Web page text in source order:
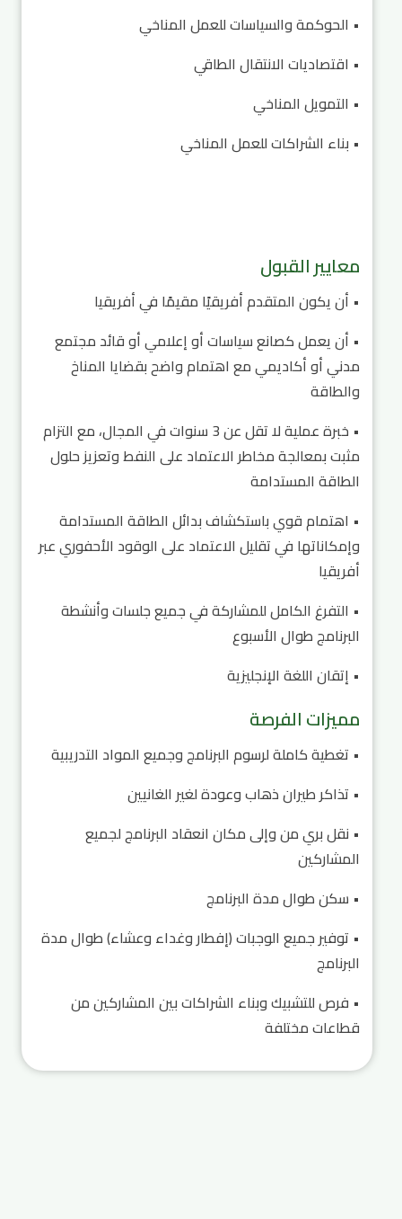
• الحوكمة والسياسات للعمل المناخي
• اقتصاديات الانتقال الطاقي
• التمويل المناخي
• بناء الشراكات للعمل المناخي
معايير القبول
• أن يكون المتقدم أفريقيًا مقيمًا في أفريقيا
• أن يعمل كصانع سياسات أو إعلامي أو قائد مجتمع
مدني أو أكاديمي مع اهتمام واضح بقضايا المناخ
والطاقة
• خبرة عملية لا تقل عن 3 سنوات في المجال، مع التزام
مثبت بمعالجة مخاطر الاعتماد على النفط وتعزيز حلول
الطاقة المستدامة
• اهتمام قوي باستكشاف بدائل الطاقة المستدامة
وإمكاناتها في تقليل الاعتماد على الوقود الأحفوري عبر
أفريقيا
• التفرغ الكامل للمشاركة في جميع جلسات وأنشطة
البرنامج طوال الأسبوع
• إتقان اللغة الإنجليزية
مميزات الفرصة
• تغطية كاملة لرسوم البرنامج وجميع المواد التدريبية
• تذاكر طيران ذهاب وعودة لغير الغانيين
• نقل بري من وإلى مكان انعقاد البرنامج لجميع
المشاركين
• سكن طوال مدة البرنامج
• توفير جميع الوجبات (إفطار وغداء وعشاء) طوال مدة
البرنامج
• فرص للتشبيك وبناء الشراكات بين المشاركين من
قطاعات مختلفة